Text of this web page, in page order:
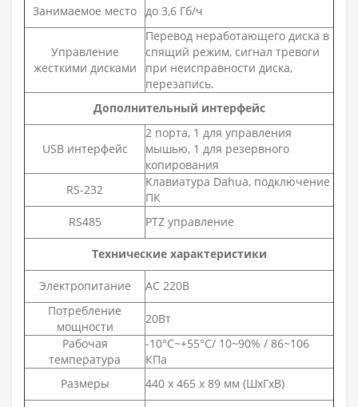
Занимаемое место до 3,6 Гб/ч
Управление
жесткими дисками
Перевод неработающего диска в
спящий режим, сигнал тревоги
при неисправности диска,
перезапись.
Дополнительный интерфейс
USB интерфейс
2 порта, 1 для управления
мышью, 1 для резервного
копирования
RS-232
Клавиатура Dahua, подключение
ПК
RS485
PTZ управление
Технические характеристики
Электропитание
AC 220В
Потребление
мощности
20Вт
Рабочая
температура
-10°С~+55°С/ 10~90% / 86~106
КПа
Размеры
440 х 465 х 89 мм (ШхГхВ)